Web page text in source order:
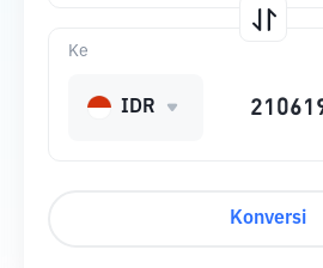
Ke
IDR
Konversi